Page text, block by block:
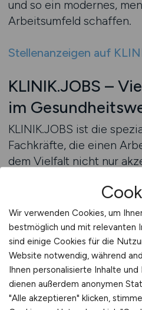
und so ein modernes,
Arbeitsumfeld schaffen.
Stellenanzeigen auf
KLINIK.JOBS –
im
KLINIK.JOBS ist die
Fachkräfte, die einen
dem Vielfalt nicht nur
Stellenangebote aus
offene
Arbeitsbedingungen und
Miteinander auszeichnen.
Über intuitive
Bewerberinnen und
Kliniken suchen, die
Wir verwenden Cookies, um
bestmöglich und mit relevanten
sind einige Cookies für die
Website notwendig, während
Ihnen personalisierte Inhalte
dienen außerdem anonymen
"Alle akzeptieren" klicken,